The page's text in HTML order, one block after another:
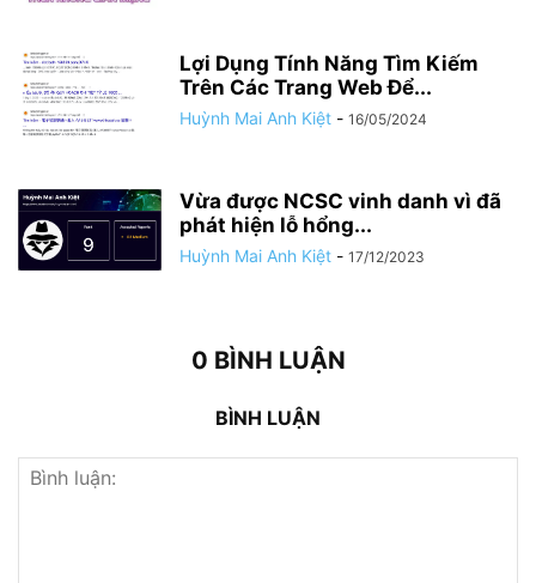
Lợi Dụng Tính Năng Tìm Kiếm
Trên Các Trang Web Để...
Huỳnh Mai Anh Kiệt - 16/05/2024
Vừa được NCSC vinh danh vì đã
phát hiện lỗ hổng...
Huỳnh Mai Anh Kiệt - 17/12/2023
0 BÌNH LUẬN
BÌNH LUẬN